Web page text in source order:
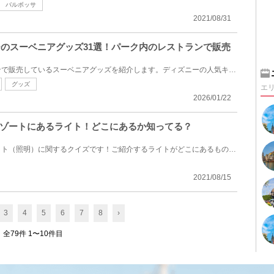
バルボッサ
2021/08/31
スーベニアグッズ31選！パーク内のレストランで販売
ディズニーシーの各レストランで販売しているスーベニアグッズを紹介します。ディズニーの人気キャラク...
グッズ
2026/01/22
ートにあるライト！どこにあるか知ってる？
ディズニーリゾートにあるライト（照明）に関するクイズです！ご紹介するライトがどこにあるものでしょ...
2021/08/15
3 4 5 6 7 8 ›
全79件 1〜10件目
エ